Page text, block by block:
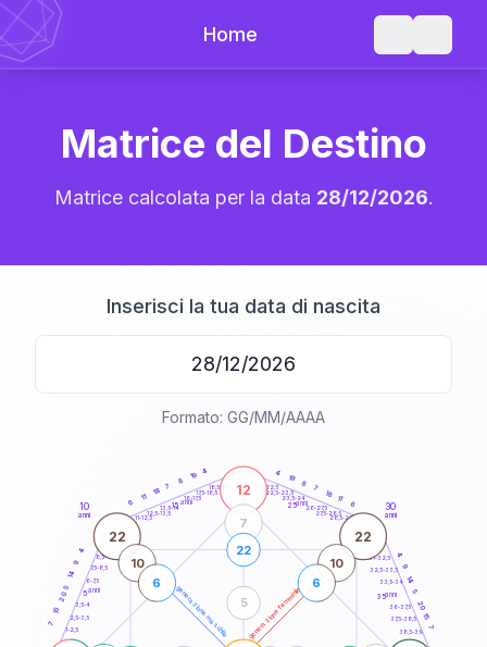
Home
Matrice del Destino
Matrice calcolata per la data 28/12/2026.
Inserisci la tua data di nascita
Formato: GG/MM/AAAA
generazione maschile generazione femminile
10
anni
30
anni
1-2,5
2,5-3,5
3,5-4
6-7,5
7,5-8,5
8,5-9
11-12,5
12,5-13,5
13,5-14
16-17,5
17,5-18,5
18,5-19
21-22,5
22,5-23,5
23,5-24
26-27,5
27,5-28,5
28,5-29
31-32,5
32,5-33,5
33,5-34
36-37,5
37,5-38,5
38,5-39
7
15
20
5
14
9
4
6
11
18 7
8
19 4 4
19
8
7
18 11
6
4
9
14
5
20
15
7
12
22 22
7
22
5
10
6
10
6
5anni
15 anni 25anni
35anni